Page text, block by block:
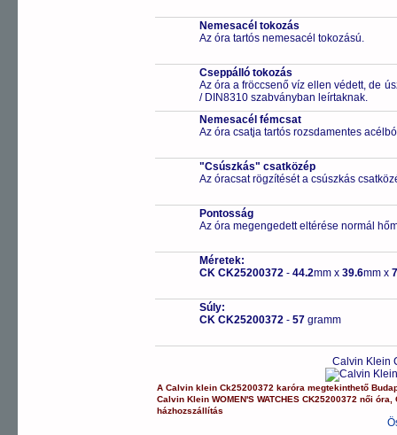
Nemesacél tokozás
Az óra tartós nemesacél tokozású.
Cseppálló tokozás
Az óra a fröccsenő víz ellen védett, de
/ DIN8310 szabványban leírtaknak.
Nemesacél fémcsat
Az óra csatja tartós rozsdamentes
"Csúszkás" csatközép
Az óracsat rögzítését a csúszkás
Pontosság
Az óra megengedett eltérése normál
Méretek:
CK CK25200372 - 44.2mm x 39.6mm x
Súly:
CK CK25200372 - 57 gramm
Calvin Klein
ACalvin klein Ck25200372 karóra megtekinthető
Calvin Klein WOMEN'S WATCHES CK25200372 női óra ,
házhozszállítás